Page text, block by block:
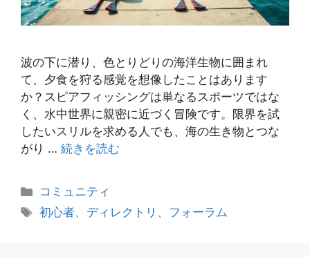
波の下に潜り、色とりどりの海洋生物に囲まれ
て、夕食を狩る感覚を想像したことはあります
か？スピアフィッシングは単なるスポーツではな
く、水中世界に親密に近づく冒険です。限界を試
したいスリルを求める人でも、海の生き物とつな
がり … 続きを読む
カ
テ
コミュニティ
タ
初心者、ディレクトリ、フォーラム